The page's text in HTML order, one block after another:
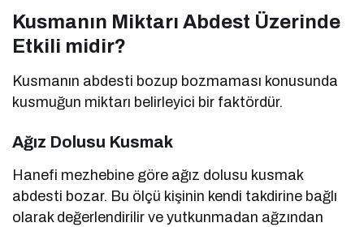
Kusmanın Miktarı Abdest Üzerinde
Etkili midir?
Kusmanın abdesti bozup bozmaması konusunda
kusmuğun miktarı belirleyici bir faktördür.
Ağız Dolusu Kusmak
Hanefi mezhebine göre ağız dolusu kusmak
abdesti bozar. Bu ölçü kişinin kendi takdirine bağlı
olarak değerlendirilir ve yutkunmadan ağzından